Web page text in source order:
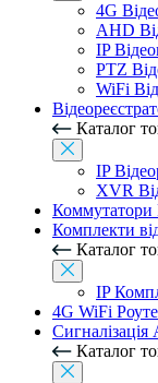
4G
AHD
IP
PTZ
WiFi
Каталог
IP
XVR
Коммутатори
Комплекти
Каталог
IP
4G WiFi
Каталог